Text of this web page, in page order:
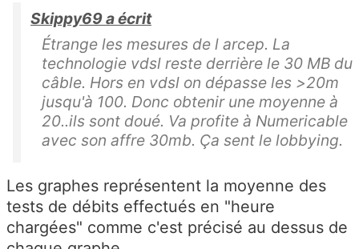
Skippy69 a écrit
Étrange les mesures de l arcep. La
technologie vdsl reste derrière le 30 MB du
câble. Hors en vdsl on dépasse les >20m
jusqu'à 100. Donc obtenir une moyenne à
20..ils sont doué. Va profite à Numericable
avec son affre 30mb. Ça sent le lobbying.
Les graphes représentent la moyenne des
tests de débits effectués en "heure
chargées" comme c'est précisé au dessus de